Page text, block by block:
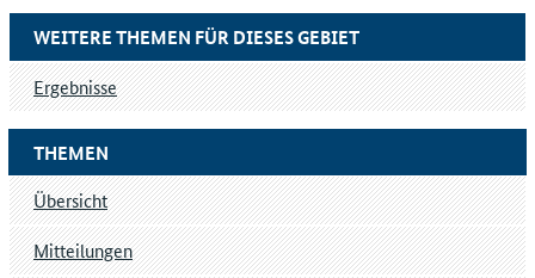
THEMEN
Übersicht
Mitteilungen
WEITERE THEMEN FÜR DIESES GEBIET
Ergebnisse